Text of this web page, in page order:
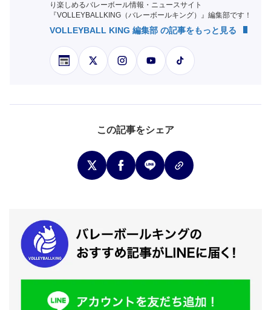
り楽しめるバレーボール情報・ニュースサイト
『VOLLEYBALLKING（バレーボールキング）』編集部です！
VOLLEYBALL KING 編集部 の記事をもっと見る
この記事をシェア